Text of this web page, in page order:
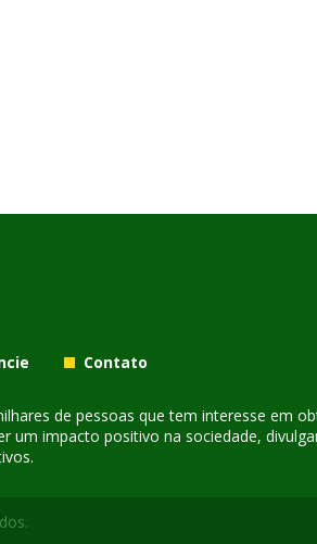
Contato
de pessoas que tem interesse em
impacto positivo na sociedade,